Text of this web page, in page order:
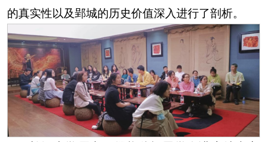
的真实性以及郢城的历史价值深入进行了剖析。